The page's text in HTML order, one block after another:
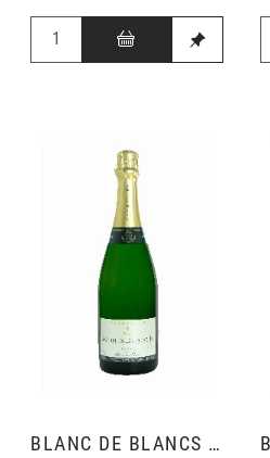
BLANC DE BLANCS GRAND CRU